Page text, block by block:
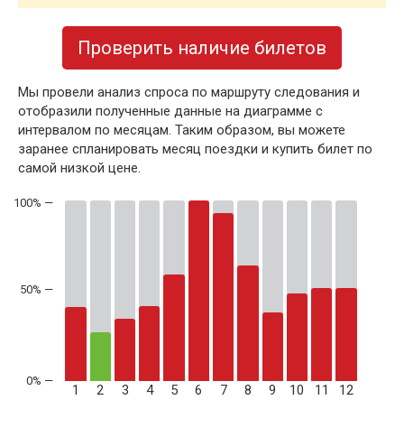
Проверить наличие билетов
Мы провели анализ спроса по маршруту следования и
отобразили полученные данные на диаграмме с
интервалом по месяцам. Таким образом, вы можете
заранее спланировать месяц поездки и купить билет по
самой низкой цене.
50% —
1 2 3 4 5 6 7 8 9 10 11 12